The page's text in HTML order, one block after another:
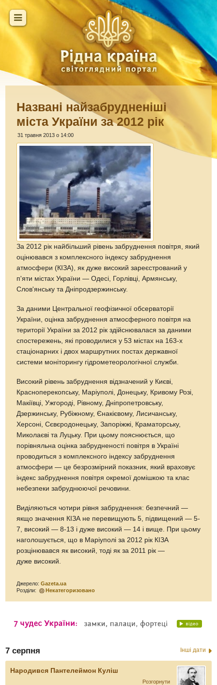
Названі найзабрудненіші
міста України за 2012 рік
31 травня 2013 о 14:00
За 2012 рік найбільший рівень забруднення повітря, який
оцінювався з комплексного індексу забруднення
атмосфери (КІЗА), як дуже високий зареєстрований у
п'яти містах України — Одесі, Горлівці, Армянську,
Слов'янську та Дніпродзержинську.
За даними Центральної геофізичної обсерваторії
України, оцінка забруднення атмосферного повітря на
території України за 2012 рік здійснювалася за даними
спостережень, які проводилися у 53 містах на 163-х
стаціонарних і двох маршрутних постах державної
системи моніторингу гідрометеорологічної служби.
Високий рівень забруднення відзначений у Києві,
Красноперекопську, Маріуполі, Донецьку, Кривому Розі,
Макіївці, Ужгороді, Рівному, Дніпропетровську,
Дзержинську, Рубіжному, Єнакієвому, Лисичанську,
Херсоні, Сєвєродонецьку, Запоріжжі, Краматорську,
Миколаєві та Луцьку. При цьому пояснюється, що
порівняльна оцінка забрудненості повітря в Україні
проводиться з комплексного індексу забруднення
атмосфери — це безрозмірний показник, який враховує
індекс забруднення повітря окремої домішкою та клас
небезпеки забруднюючої речовини.
Виділяються чотири рівня забруднення: безпечний —
якщо значення КІЗА не перевищують 5, підвищений — 5-
7, високий — 8-13 і дуже високий — 14 і вище. При цьому
наголошується, що в Маріуполі за 2012 рік КІЗА
розцінювався як високий, тоді як за 2011 рік —
дуже високий.
Джерело:Gazeta.ua
Розділи:
Некатегоризовано
7 серпня Інші дати
Народився Пантелеймон Куліш
Розгорнути